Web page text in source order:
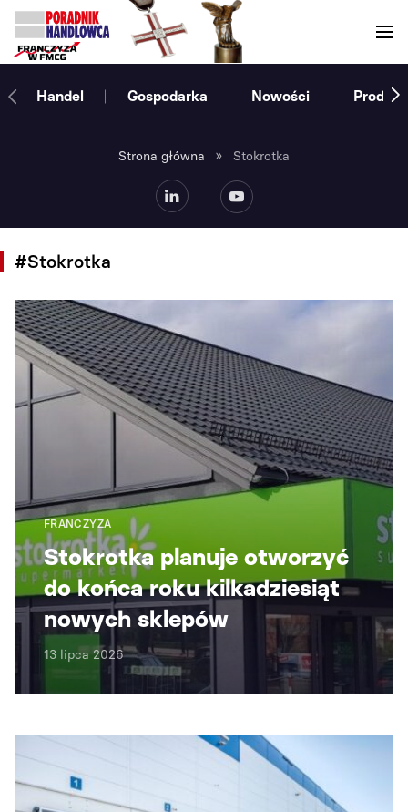
Handel Gospodarka Nowości
Strona główna » Stokrotka
#Stokrotka
FRANCZYZA
Stokrotka planuje otworzyć
do końca roku kilkadziesiąt
nowych sklepów
13 lipca 2026